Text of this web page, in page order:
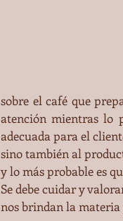
sobre el café que
atención mientras lo
adecuada para el
sino también al
y lo más probable es
Se debe cuidar y
nos brindan la